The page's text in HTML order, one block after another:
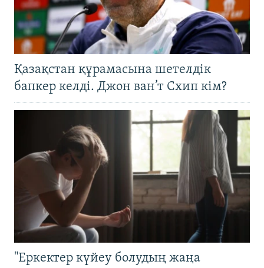
Қазақстан құрамасына шетелдік
бапкер келді. Джон ван’т Схип кім?
"Еркектер күйеу болудың жаңа